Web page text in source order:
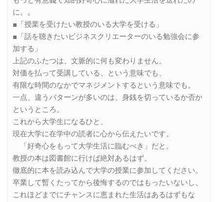
に。。
■「授業を受けたい教授のいる大学を受ける」
■「話を聴きたいビジネスクリエーターのいる勉強会に参
加する」
上記のふたつは、文脈的に何も変わりません。
対価を払って受講している、という意味でも、
有限な時間のなかでマネジメントするという意味でも。
一点、違うパターンが多いのは、身銭を切っているか否か
というところ。
これから大学生になるひと、
現在大学に在学中の読者に心から伝えたいです。
「好奇心をもって大学生活に臨むべき」だと。
教授の本は図書館に行けば絶対あるはず。
徹底的に本を読み込んで大学の授業に参加してください。
卒業して暫くたってから後悔するのではもったいないし、
これほどまでにチャンスに恵まれた生活はあるはずもな